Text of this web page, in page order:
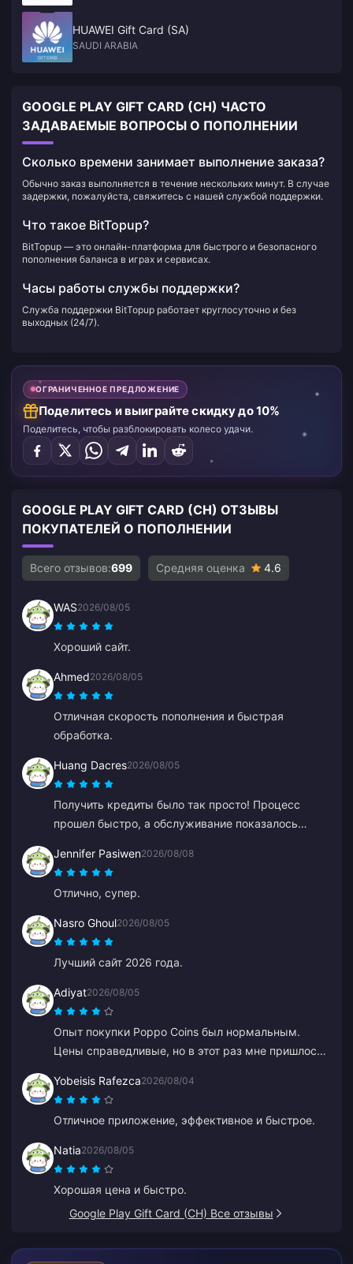
HUAWEI Gift Card (SA)
SAUDI ARABIA
GOOGLE PLAY GIFT CARD (CH) ЧАСТО
ЗАДАВАЕМЫЕ ВОПРОСЫ О ПОПОЛНЕНИИ
Сколько времени занимает выполнение заказа?
Обычно заказ выполняется в течение нескольких минут. В случае
задержки, пожалуйста, свяжитесь с нашей службой поддержки.
Что такое BitTopup?
BitTopup — это онлайн-платформа для быстрого и безопасного
пополнения баланса в играх и сервисах.
Часы работы службы поддержки?
Служба поддержки BitTopup работает круглосуточно и без
выходных (24/7).
ОГРАНИЧЕННОЕ ПРЕДЛОЖЕНИЕ
Поделитесь и выиграйте скидку до 10%
Поделитесь, чтобы разблокировать колесо удачи.
GOOGLE PLAY GIFT CARD (CH) ОТЗЫВЫ
ПОКУПАТЕЛЕЙ О ПОПОЛНЕНИИ
Всего отзывов:699 Средняя оценка 4.6
WAS2026/08/05
Хороший сайт.
Ahmed2026/08/05
Отличная скорость пополнения и быстрая
обработка.
Huang Dacres2026/08/05
Получить кредиты было так просто! Процесс
прошел быстро, а обслуживание показалось
Jennifer Pasiwen2026/08/08
Отлично, супер.
Nasro Ghoul2026/08/05
Лучший сайт 2026 года.
Adiyat2026/08/05
Опыт покупки Poppo Coins был нормальным.
Цены справедливые, но в этот раз мне пришлось
самый плохой выбор, просто не идеальный.
Yobeisis Rafezca2026/08/04
Отличное приложение, эффективное и быстрое.
Natia2026/08/05
Хорошая цена и быстро.
Google Play Gift Card (CH) Все отзывы